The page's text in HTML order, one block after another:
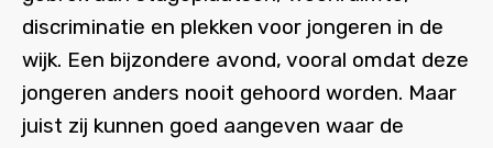
discriminatie en plekken voor jongeren in de
wijk. Een bijzondere avond, vooral omdat deze
jongeren anders nooit gehoord worden. Maar
juist zij kunnen goed aangeven waar de